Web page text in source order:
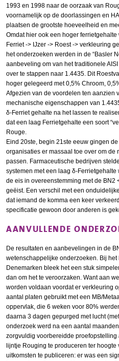
1993 en 1998 naar de oorzaak van
voornamelijk op de doorlassingen en
plaatsen de grootste hoeveelheid en
Omdat hier ook een hoger
Ferriet -> IJzer -> Roest -> verkleuring
het onderzoeken werden in de “Basler
aanbeveling om van het traditionele
over te stappen naar 1.4435. Dit
hoger gelegeerd met 0,5% Chroom,
Afgezien van de voordelen ten aanzien
mechanische eigenschappen van
δ-Ferriet gehalte na het lassen te
dat een laag Ferrietgehalte een soort
Rouge.
Eind 20ste, begin 21ste eeuw gingen
organisaties er massaal toe over om de
passen. Farmaceutische bedrijven
systemen met een laag δ-
de eis in overeenstemming met de BN2
geëist. Een verschil met een
dat iemand de komma een keer
specificatie gewoon door anderen is
AANVULLENDE
De resultaten en aanbevelingen in de
wetenschappelijke onderzoeken. Bij het
Denemarken bleek het een stuk
dan om het te veroorzaken. Want aan
worden voldaan voordat er verkleuring
aantal platen gebruikt met een MB/
oppervlak, die 6 weken voor 80%
daarna 3 dagen gepurged met lucht
onderzoek werd na een aantal
zorgvuldig voorbereidde
lijntje Rouging te produceren ter
uitkomsten te publiceren: er was een